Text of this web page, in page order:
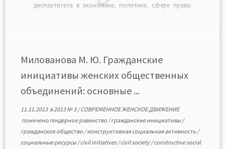
диспартитета в экономике, политике, сфере права.
в Москве памятника «Женщинам — защитницам
Отечества» к 70-летию со дня Победы в Великой […]
Милованова М. Ю. Гражданские
инициативы женских общественных
объединений: основные ...
11.11.2013в2013 № 3/СОВРЕМЕННОЕ ЖЕНСКОЕ ДВИЖЕНИЕ
помечено гендерное равенство /гражданские инициативы/
гражданское общество /конструктивная социальная активность /
социальные ресурсы/civil initiatives/civil society/constructive social